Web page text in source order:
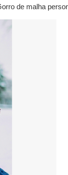
de malha